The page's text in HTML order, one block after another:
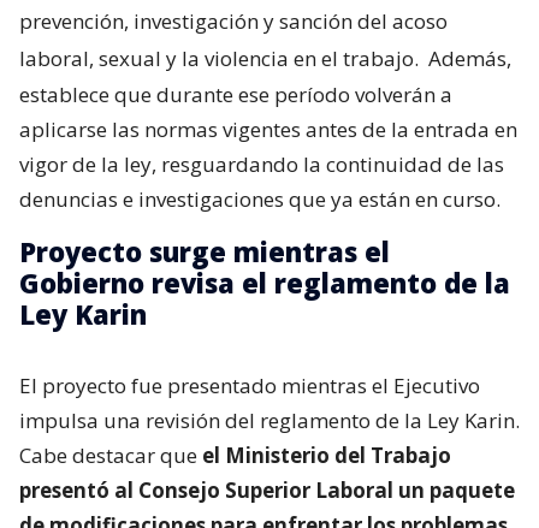
prevención, investigación y sanción del acoso
laboral, sexual y la violencia en el trabajo. Además,
establece que durante ese período volverán a
aplicarse las normas vigentes antes de la entrada en
vigor de la ley, resguardando la continuidad de las
denuncias e investigaciones que ya están en curso.
Proyecto surge mientras el
Gobierno revisa el reglamento de la
Ley Karin
El proyecto fue presentado mientras el Ejecutivo
impulsa una revisión del reglamento de la Ley Karin.
Cabe destacar que el Ministerio del Trabajo
presentó al Consejo Superior Laboral un paquete